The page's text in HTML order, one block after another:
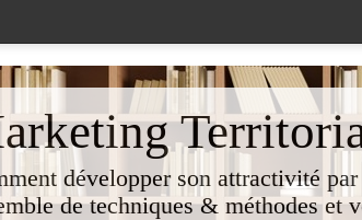
développer son attractivité
de techniques & méthodes et